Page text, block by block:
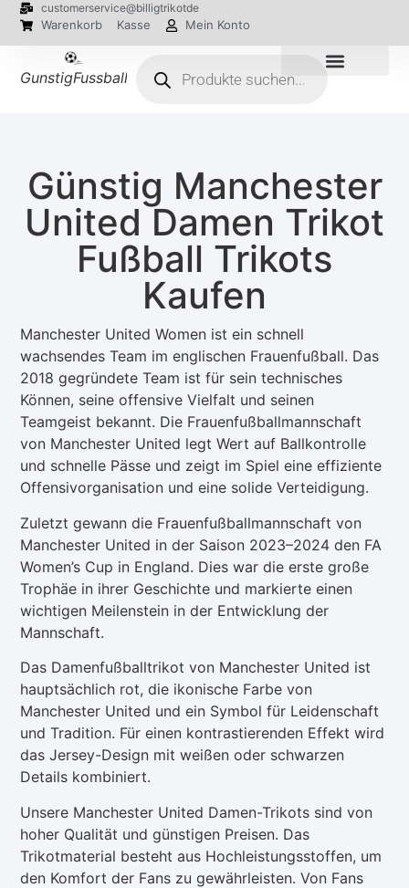
customerservice@billigtrikotde
Warenkorb Kasse Mein Konto
GunstigFussballTrikot
Günstig Manchester
United Damen Trikot
Fußball Trikots
Kaufen
Manchester United Women ist ein schnell
wachsendes Team im englischen Frauenfußball. Das
2018 gegründete Team ist für sein technisches
Können, seine offensive Vielfalt und seinen
Teamgeist bekannt. Die Frauenfußballmannschaft
von Manchester United legt Wert auf Ballkontrolle
und schnelle Pässe und zeigt im Spiel eine effiziente
Offensivorganisation und eine solide Verteidigung.
Zuletzt gewann die Frauenfußballmannschaft von
Manchester United in der Saison 2023–2024 den FA
Women’s Cup in England. Dies war die erste große
Trophäe in ihrer Geschichte und markierte einen
wichtigen Meilenstein in der Entwicklung der
Mannschaft.
Das Damenfußballtrikot von Manchester United ist
hauptsächlich rot, die ikonische Farbe von
Manchester United und ein Symbol für Leidenschaft
und Tradition. Für einen kontrastierenden Effekt wird
das Jersey-Design mit weißen oder schwarzen
Details kombiniert.
Unsere Manchester United Damen-Trikots sind von
hoher Qualität und günstigen Preisen. Das
Trikotmaterial besteht aus Hochleistungsstoffen, um
den Komfort der Fans zu gewährleisten. Von Fans